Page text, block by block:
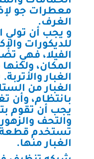
معطرات جو
الغرف.
و يجب أن تولي
للديكورات
الفيلا، فهي
المكان،
الغبار
الغبار من
بانتظام، وأن
يجب أن تقوم
والتحف
تستخدم قطعة
الغبار منها.